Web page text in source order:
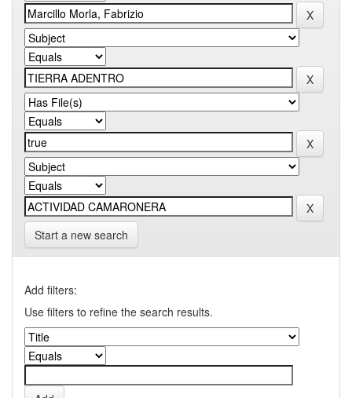
Start a new search
Add filters:
Use filters to refine the search results.